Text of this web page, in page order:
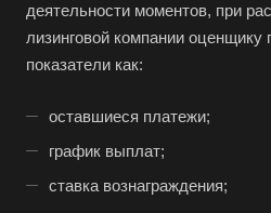
деятельности моментов, при
лизинговой компании оценщику
показатели как:
оставшиеся платежи;
график выплат;
ставка вознаграждения;
Выберите ваш
Например:Сыктывкар